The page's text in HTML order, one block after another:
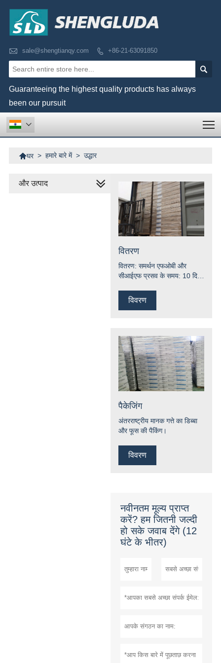
 sale@shengtianqy.com  +86-21-63091850

Guaranteeing the highest quality products has always
been our pursuit

घर > हमारे बारे में > उद्धार
वितरण
वितरण: समर्थन एफओबी और
सीआईएफ प्रसव के समय: 10 दिन
बंदरगाह के लिए वितरण के लिए)
विवरण
पैकेजिंग
अंतरराष्ट्रीय मानक गत्ते का डिब्बा
और फूस की पैकिंग।
विवरण
नवीनतम मूल्य प्राप्त
करें? हम जितनी जल्दी
हो सके जवाब देंगे (12
घंटे के भीतर)
और उत्पाद